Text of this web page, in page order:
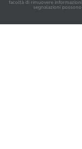
facoltà di rimuovere
segnalazioni